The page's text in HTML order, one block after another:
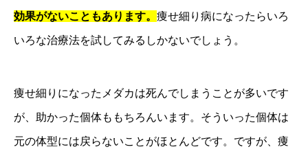
効果がないこともあります。 痩せ細り病になったらいろ
いろな治療法を試してみるしかないでしょう。
痩せ細りになったメダカは死んでしまうことが多いです
が、助かった個体ももちろんいます。そういった個体は
元の体型には戻らないことがほとんどです。ですが、痩